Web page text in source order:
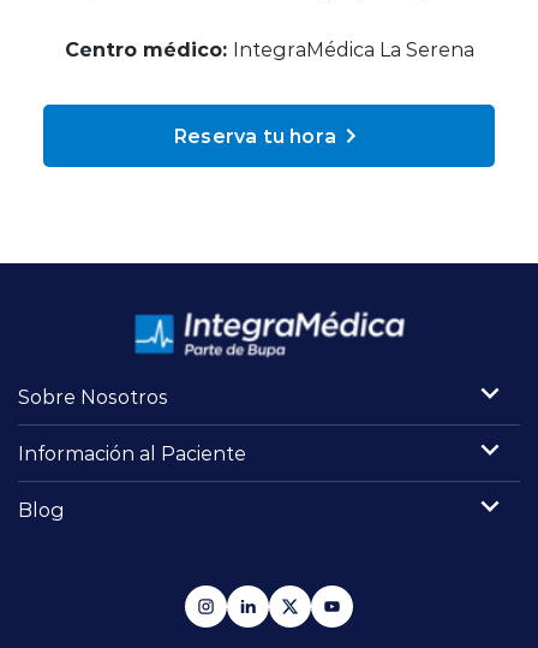
Planes y Convenios
Reserva de Horas
modo claro
Centro médico: IntegraMédica La Serena
Reserva tu hora
Sobre Nosotros
Información al Paciente
Blog